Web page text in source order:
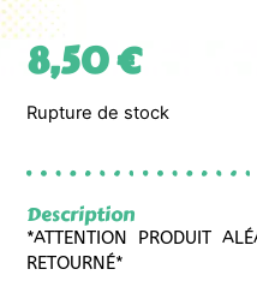
8,50€
Rupture de stock
Description
*ATTENTION PRODUIT
RETOURNÉ*